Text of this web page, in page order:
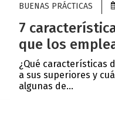
BUENAS PRÁCTICAS
7
que los
¿Qué características
a sus superiores y
algunas de...